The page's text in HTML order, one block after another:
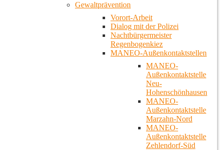
Gewaltprävention
Vorort-Arbeit
Dialog mit der Polizei
Nachtbürgermeister
Regenbogenkiez
MANEO-Außenkontaktstellen
MANEO-
Außenkontaktstelle
Neu-
Hohenschönhausen
MANEO-
Außenkontaktstelle
Marzahn-Nord
MANEO-
Außenkontaktstelle
Zehlendorf-Süd